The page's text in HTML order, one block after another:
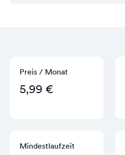
Preis / Monat
5,99 €
Mindestlaufzeit